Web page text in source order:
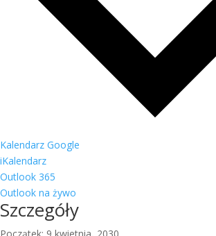
Kalendarz Google
iKalendarz
Outlook 365
Outlook na żywo
Szczegóły